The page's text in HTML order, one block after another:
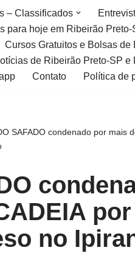
– Classificados
para hoje em Ribeirão Preto-
Cursos Gratuitos e Bolsas de
de Ribeirão Preto-SP e
Contato Política de
SAFADO condenado por mais
no